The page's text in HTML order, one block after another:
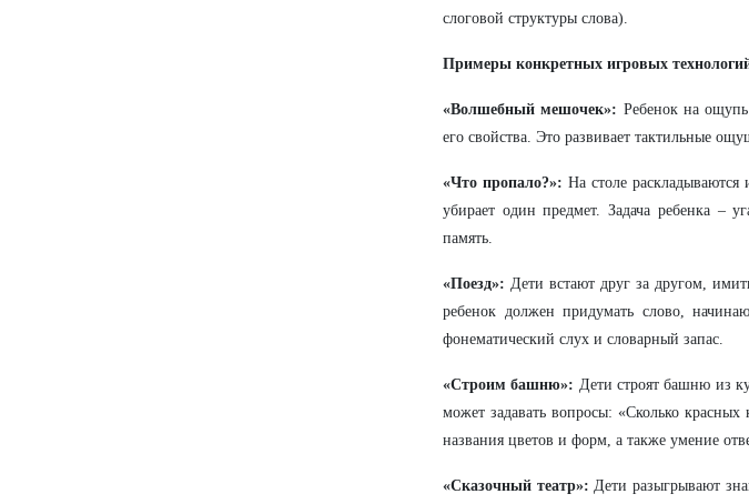
слоговой структуры слова).
Примеры конкретных игровых
«Волшебный мешочек»: Ребенок на
его свойства. Это развивает тактильные
«Что пропало?»: На столе раскладываются
убирает один предмет. Задача ребенка –
память.
«Поезд»: Дети встают друг за другом,
ребенок должен придумать слово,
фонематический слух и словарный запас.
«Строим башню»: Дети строят башню из
может задавать вопросы: «Сколько красных
названия цветов и форм, а также умение
«Сказочный театр»: Дети разыгрывают